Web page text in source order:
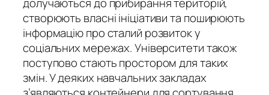
долучаються до прибирання територій,
створюють власні ініціативи та поширюють
інформацію про сталий розвиток у
соціальних мережах. Університети також
поступово стають простором для таких
змін. У деяких навчальних закладах